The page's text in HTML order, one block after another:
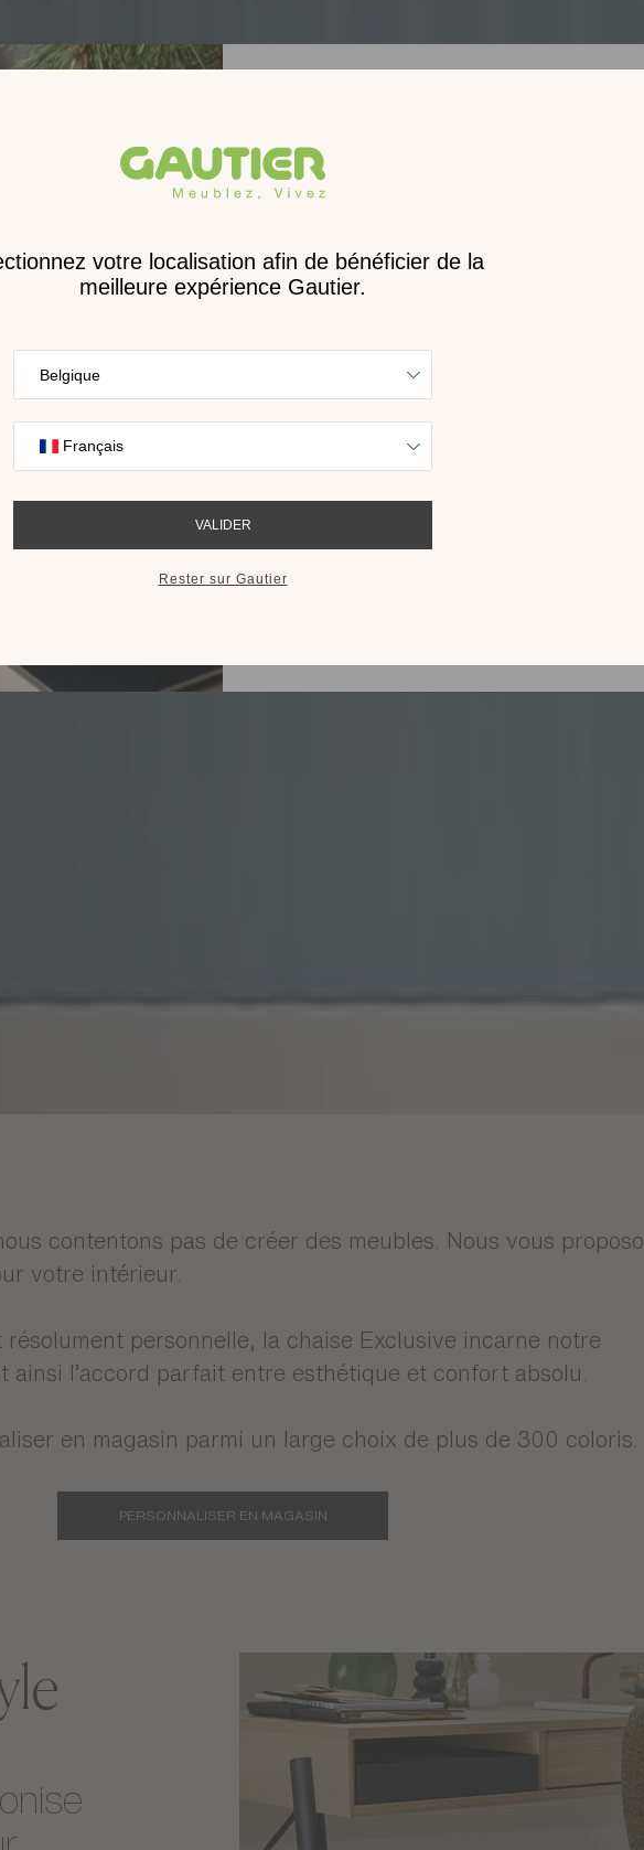
votre intérieur.
en magasin parmi un large choix de plus de 300 coloris.
nouveau catalogue
Trouvez l’inspiration en découvrant
nos collections sur l’écran de votre
RECEVOIR LE CATALOGUE 2026